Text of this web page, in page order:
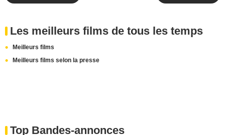
Les meilleurs films de tous les temps
Meilleurs films
Meilleurs films selon la presse
Top Bandes-annonces